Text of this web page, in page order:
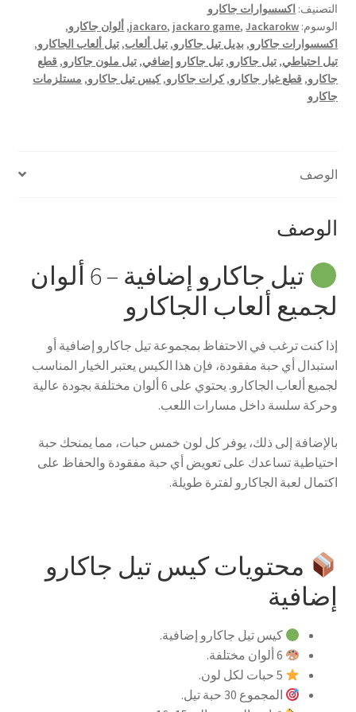
ألوان
التصنيف: اكسسوارات جاكارو
الوسوم:
jackaro, jackaro game,Jackarokw
, ألوان جاكارو,
اكسسوارات جاكارو, بديل تيل جاكارو, تيل ألعاب, تيل ألعاب الجاكارو,
تيل احتياطي, تيل جاكارو, تيل جاكارو إضافي, تيل ملون جاكارو, قطع
جاكارو, قطع غيار جاكارو,كرات جاكارو,كيس تيل جاكارو, مستلزمات
جاكارو
الوصف
الوصف
تيل جاكارو إضافية – 6 ألوان
لجميع ألعاب الجاكارو
إذا كنت ترغب في الاحتفاظ بمجموعة تيل جاكارو إضافية أو
استبدال أي حبة مفقودة، فإن هذا الكيس يعتبر الخيار المناسب
لجميع ألعاب الجاكارو. يحتوي على 6 ألوان مختلفة بجودة عالية
وحركة سلسة داخل مسارات اللعب.
بالإضافة إلى ذلك، يوفر كل لون خمس حبات، مما يمنحك حبة
احتياطية تساعدك على تعويض أي حبة مفقودة والحفاظ على
اكتمال لعبة الجاكارو لفترة طويلة.
محتويات كيس تيل جاكارو
إضافية
كيس تيل جاكارو إضافية.
المجموع 30 حبة تيل.